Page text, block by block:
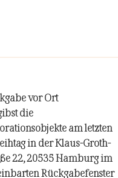
vor Ort
die
am letzten
in der Klaus-Groth-
22, 20535 Hamburg im
Rückgabefenster